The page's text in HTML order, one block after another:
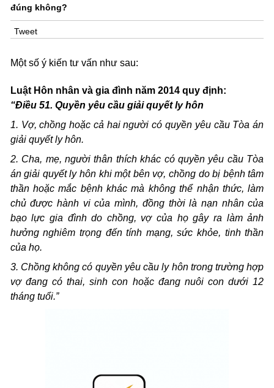
đúng không?
Tweet
Một số ý kiến tư vấn như sau:
Luật Hôn nhân và gia đình năm 2014 quy định:
“Điều 51. Quyền yêu cầu giải quyết ly hôn
1. Vợ, chồng hoặc cả hai người có quyền yêu cầu Tòa án
giải quyết ly hôn.
2. Cha, mẹ, người thân thích khác có quyền yêu cầu Tòa
án giải quyết ly hôn khi một bên vợ, chồng do bị bệnh tâm
thần hoặc mắc bệnh khác mà không thể nhận thức, làm
chủ được hành vi của mình, đồng thời là nạn nhân của
bạo lực gia đình do chồng, vợ của họ gây ra làm ảnh
hưởng nghiêm trọng đến tính mạng, sức khỏe, tinh thần
của họ.
3. Chồng không có quyền yêu cầu ly hôn trong trường hợp
vợ đang có thai, sinh con hoặc đang nuôi con dưới 12
tháng tuổi.”